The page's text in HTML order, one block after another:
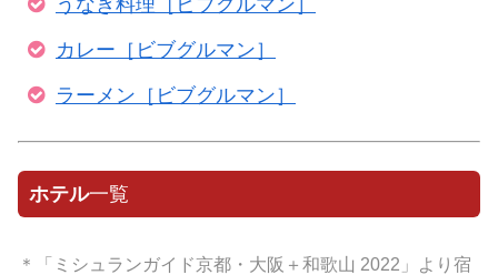
うなぎ料理［ビブグルマン］
カレー［ビブグルマン］
ラーメン［ビブグルマン］
ホテル一覧
＊「ミシュランガイド京都・大阪＋和歌山 2022」より宿